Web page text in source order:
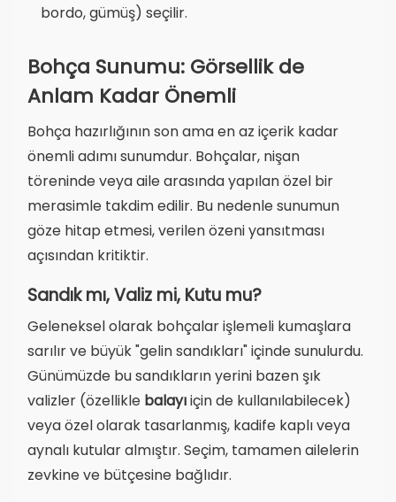
bordo, gümüş) seçilir.
Bohça Sunumu: Görsellik de
Anlam Kadar Önemli
Bohça hazırlığının son ama en az içerik kadar
önemli adımı sunumdur. Bohçalar, nişan
töreninde veya aile arasında yapılan özel bir
merasimle takdim edilir. Bu nedenle sunumun
göze hitap etmesi, verilen özeni yansıtması
açısından kritiktir.
Sandık mı, Valiz mi, Kutu mu?
Geleneksel olarak bohçalar işlemeli kumaşlara
sarılır ve büyük "gelin sandıkları" içinde sunulurdu.
Günümüzde bu sandıkların yerini bazen şık
valizler (özellikle balayıiçin de kullanılabilecek)
veya özel olarak tasarlanmış, kadife kaplı veya
aynalı kutular almıştır. Seçim, tamamen ailelerin
zevkine ve bütçesine bağlıdır.